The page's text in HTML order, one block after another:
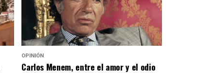
OPINIÓN
Carlos Menem, entre el amor y el odio